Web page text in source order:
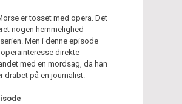
er tosset med opera. Det
nogen hemmelighed
Men i denne episode
direkte
med en mordsag, da han
drabet på en journalist.